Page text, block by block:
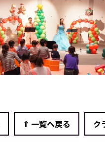
⇑ 一覧へ戻る ク